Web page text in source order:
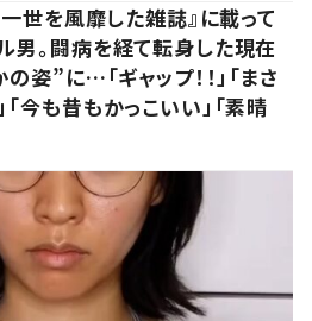
世を風靡した雑誌』に載って
男。闘病を経て転身した現在
姿”に…「ギャップ！！」「まさ
「今も昔もかっこいい」「素晴